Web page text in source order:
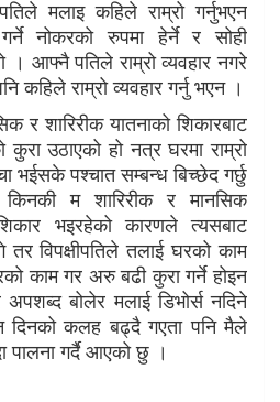
मलाइ कहिले राम्रो गर्नुभएन
नोकरको रुपमा हेर्ने र सोही
। आफ्नै पतिले राम्रो व्यवहार नगरे
राम्रो व्यवहार गर्नु भएन ।
र शारिरीक यातनाको शिकारबाट
उठाएको हो नत्र घरमा राम्रो
भईसके पश्चात सम्बन्ध बिच्छेद गर्छु
म शारिरीक र मानसिक
भइरहेको कारणले त्यसबाट
तर विपक्षीपतिले तलाई घरको काम
काम गर अरु बढी कुरा गर्ने होइन
बोलेर मलाई डिभोर्स नदिने
दिनको कलह बढ्दै गएता पनि मैले
पालना गर्दै आएको छु ।